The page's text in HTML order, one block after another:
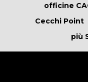
officine
Cecchi Point
più